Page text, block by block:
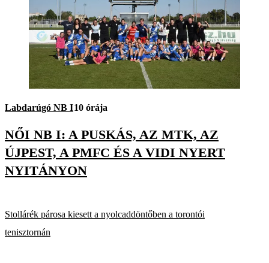
Labdarúgó NB I10 órája
NŐI NB I: A PUSKÁS, AZ MTK, AZ
ÚJPEST, A PMFC ÉS A VIDI NYERT
NYITÁNYON
Stollárék párosa kiesett a nyolcaddöntőben a torontói
tenisztornán